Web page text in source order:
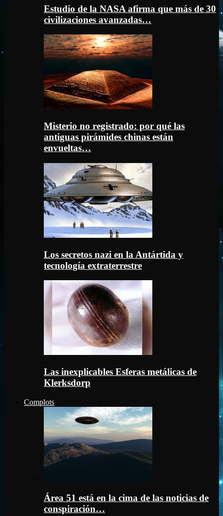
Estudio de la NASA afirma que más de 30
civilizaciones avanzadas…
Misterio no registrado: por qué las
antiguas pirámides chinas están
envueltas…
Los secretos nazi en la Antártida y
tecnología extraterrestre
Las inexplicables Esferas metálicas de
Klerksdorp
Complots
Área 51 está en la cima de las noticias de
conspiración…